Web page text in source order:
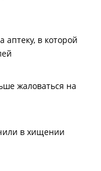
аптеку, в которой
жаловаться на
в хищении